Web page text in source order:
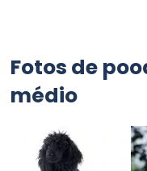
Fotos de
médio